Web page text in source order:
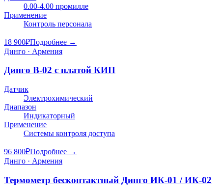
0.00-4.00 промилле
Применение
Контроль персонала
18 900₽Подробнее →
Динго · Армения
Динго В-02 с платой КИП
Датчик
Электрохимический
Диапазон
Индикаторный
Применение
Системы контроля доступа
96 800₽Подробнее →
Динго · Армения
Термометр бесконтактный Динго ИК-01 / ИК-02